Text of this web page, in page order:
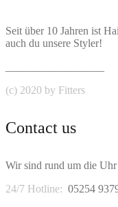
Seit über 10 Jahren ist
auch du unsere Styler!
(c) 2020 by Fitters
Contact us
Wir sind rund um die
24/7 Hotline: 05254